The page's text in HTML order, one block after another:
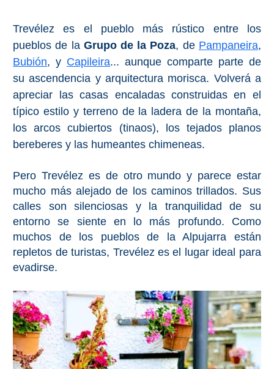
Trevélez es el pueblo más rústico entre los
pueblos de la Grupo de la Poza, de Pampaneira,
Bubión, y Capileira... aunque comparte parte de
su ascendencia y arquitectura morisca. Volverá a
apreciar las casas encaladas construidas en el
típico estilo y terreno de la ladera de la montaña,
los arcos cubiertos (tinaos), los tejados planos
bereberes y las humeantes chimeneas.
Pero Trevélez es de otro mundo y parece estar
mucho más alejado de los caminos trillados. Sus
calles son silenciosas y la tranquilidad de su
entorno se siente en lo más profundo. Como
muchos de los pueblos de la Alpujarra están
repletos de turistas, Trevélez es el lugar ideal para
evadirse.